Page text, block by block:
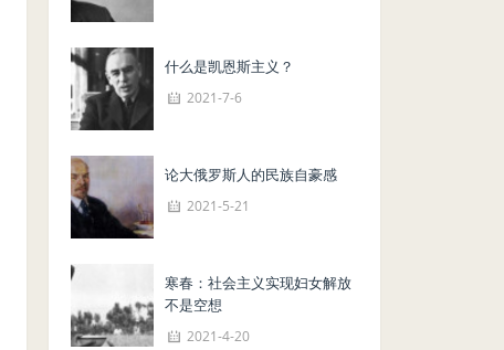
什么是凯恩斯主义？
2021-7-6
论大俄罗斯人的民族自豪感
2021-5-21
寒春：社会主义实现妇女解放
不是空想
2021-4-20